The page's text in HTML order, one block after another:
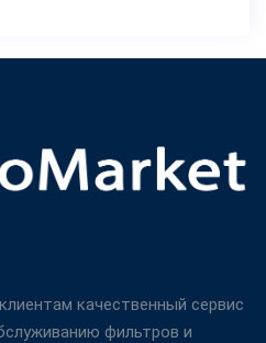
качественный сервис
фильтров и